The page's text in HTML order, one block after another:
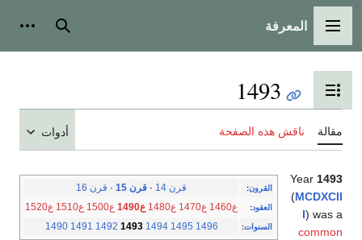
القائمة الرئيسية
المعرفة بحث
تبديل عرض جدول المحتويات
1493
مقالة ناقش هذه الصفحة أدوات
القرون: قرن 14 · قرن 15 · قرن 16
العقود: ع1460 ع1470 ع1480 ع1490 ع1500 ع1510 ع1520
السنوات:
1490 1491 1492 1493 1494 1495 1496
Year 1493
(MCDXCII
I) was a
common